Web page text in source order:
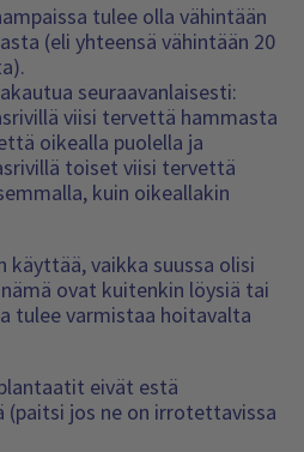
tulee olla vähintään
(eli yhteensä vähintään 20
seuraavanlaisesti:
viisi tervettä hammasta
oikealla puolella ja
toiset viisi tervettä
kuin oikeallakin
käyttää, vaikka suussa olisi
ovat kuitenkin löysiä tai
tulee varmistaa hoitavalta
eivät estä
jos ne on irrotettavissa